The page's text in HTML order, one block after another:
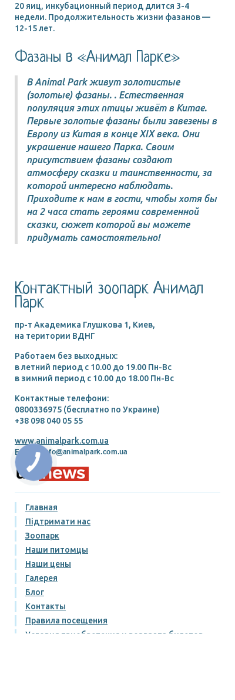
20 яиц, инкубационный период длится 3-4
недели. Продолжительность жизни фазанов —
12-15 лет.
Фазаны в «Анимал Парке»
В Animal Park живут золотистые
(золотые) фазаны. . Естественная
популяция этих птицы живёт в Китае.
Первые золотые фазаны были завезены в
Европу из Китая в конце XIX века. Они
украшение нашего Парка. Своим
присутствием фазаны создают
атмосферу сказки и таинственности, за
которой интересно наблюдать.
Приходите к нам в гости, чтобы хотя бы
на 2 часа стать героями современной
сказки, сюжет которой вы можете
придумать самостоятельно!
Контактный зоопарк Анимал
Парк
пр-т Академика Глушкова 1, Киев,
на територии ВДНГ
Работаем без выходных:
в летний период c 10.00 до 19.00 Пн-Вс
в зимний период c 10.00 до 18.00 Пн-Вс
Контактные телефони:
0800336975 (бесплатно по Украине)
+38 098 040 05 55
www.animalpark.com.ua
E-mail:
Главная
Підтримати нас
Зоопарк
Наши питомцы
Наши цены
Галерея
Блог
Контакты
Правила посещения
Условия приобретения и возврата билетов